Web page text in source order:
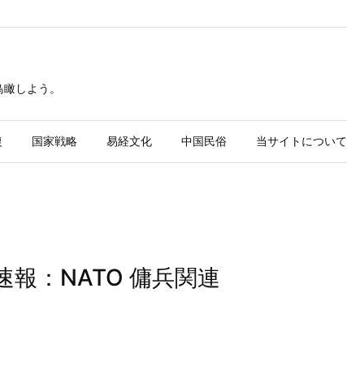
しよう。
国家戦略 易経文化 中国民俗 当サイトについて
報：NATO 傭兵関連